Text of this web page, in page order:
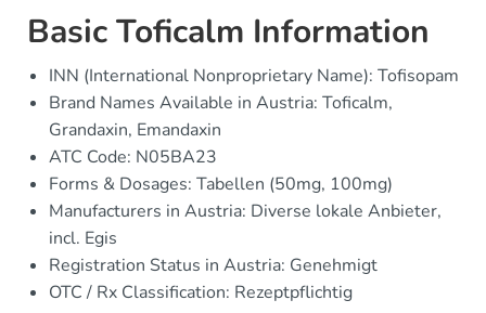
Basic Toficalm Information
INN (International Nonproprietary Name): Tofisopam
Brand Names Available in Austria: Toficalm,
Grandaxin, Emandaxin
ATC Code: N05BA23
Forms & Dosages: Tabellen (50mg, 100mg)
Manufacturers in Austria: Diverse lokale Anbieter,
incl. Egis
Registration Status in Austria: Genehmigt
OTC / Rx Classification: Rezeptpflichtig